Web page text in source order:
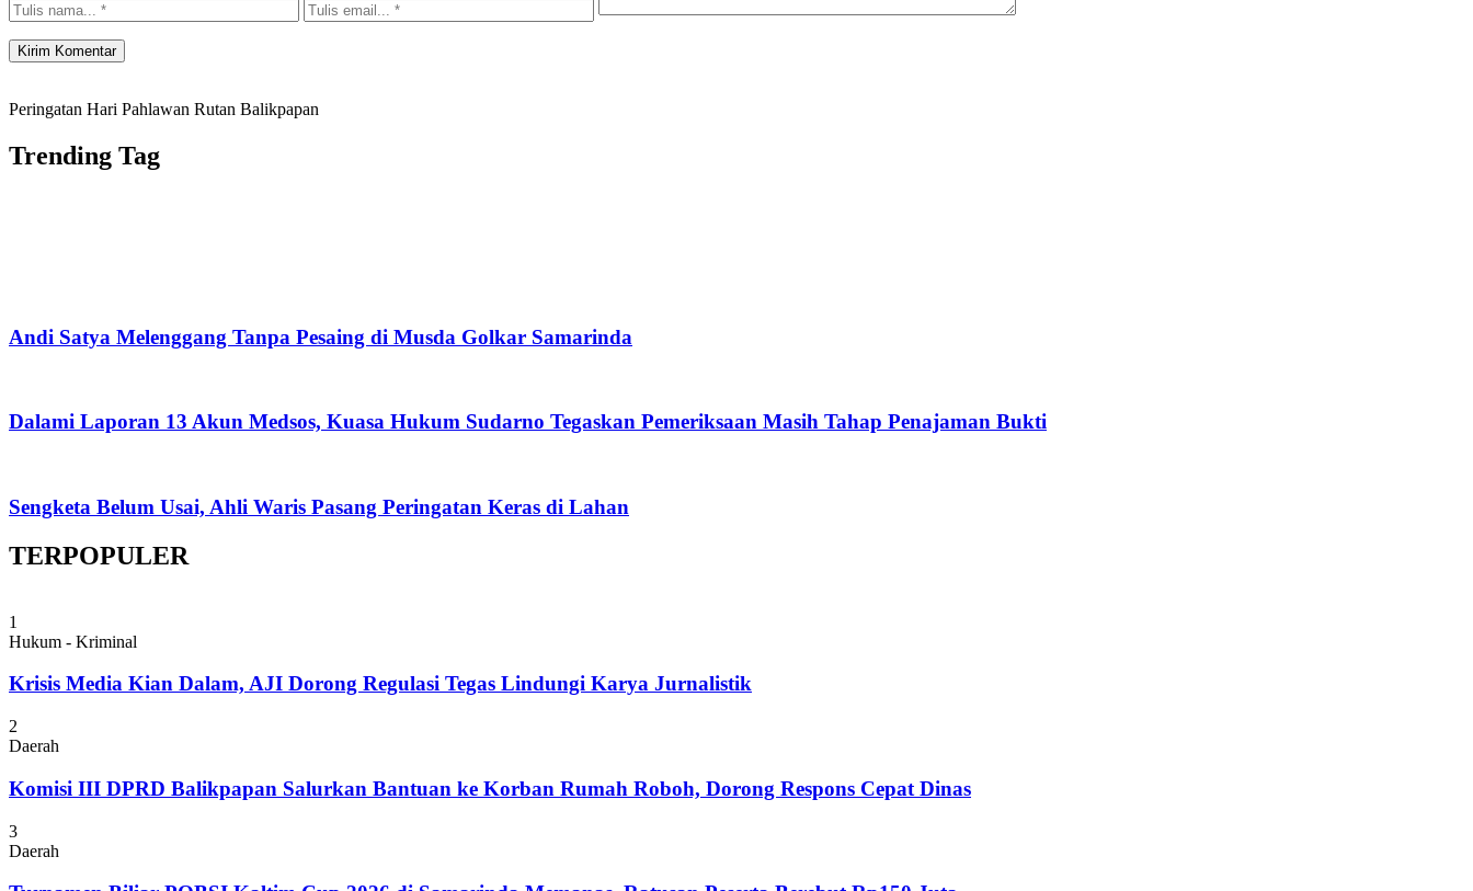
Peringatan Hari Pahlawan Rutan Balikpapan
Trending Tag
Andi Satya Melenggang Tanpa Pesaing di Musda Golkar Samarinda
Dalami Laporan 13 Akun Medsos, Kuasa Hukum Sudarno Tegaskan Pemeriksaan Masih Tahap Penajaman Bukti
Sengketa Belum Usai, Ahli Waris Pasang Peringatan Keras di Lahan
TERPOPULER
1
Hukum - Kriminal
Krisis Media Kian Dalam, AJI Dorong Regulasi Tegas Lindungi Karya Jurnalistik
2
Daerah
Komisi III DPRD Balikpapan Salurkan Bantuan ke Korban Rumah Roboh, Dorong Respons Cepat Dinas
3
Daerah